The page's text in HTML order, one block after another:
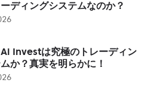
ディングシステムなのか？
Investは究極のトレーディン
か？真実を明らかに！